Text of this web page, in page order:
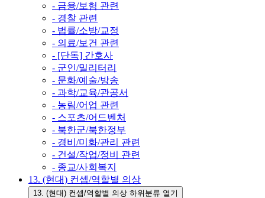
- 금융/보험 관련
- 경찰 관련
- 법률/소방/교정
- 의료/보건 관련
- [단독] 간호사
- 군인/밀리터리
- 문화/예술/방송
- 과학/교육/관공서
- 농림/어업 관련
- 스포츠/어드벤처
- 북한군/북한정부
- 경비/미화/관리 관련
- 건설/작업/정비 관련
- 종교/사회복지
13. (현대) 컨셉/역할별 의상
13. (현대) 컨셉/역할별 의상 하위분류 열기